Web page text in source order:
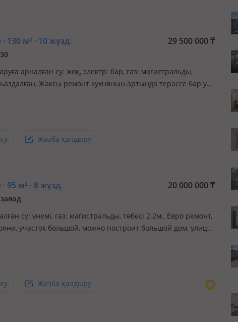
130 м² · 10 жүзд. 29 500 000₸
арналған су: жоқ, электр: бар, газ: магистральды,
Жаксы ремонт кухнянын артында терассе бар уй
туседы жанымызда 16шы Мкр бар уйдын ышынде тёплый
Жазба қалдыру
95 м² · 8 жүзд. 20 000 000₸
су: үнемі, газ: магистральды, төбесі 2.2м., Евро ремонт,
участок большой, можно построит большой дом, улица
торг. Хорошый район
Жазба қалдыру